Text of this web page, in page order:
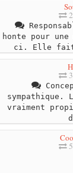
honte pour une
ci. Elle
sympathique.
vraiment